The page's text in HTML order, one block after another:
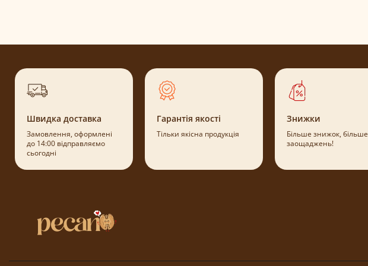
Швидка доставка
Замовлення, оформлені
до 14:00 відправляємо
сьогодні
Гарантія якості
Тільки якісна продукція
Знижки
Більше знижок, більше
заощаджень!